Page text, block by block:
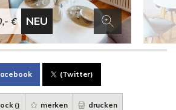
€ NEU
(Twitter)
() merken drucken